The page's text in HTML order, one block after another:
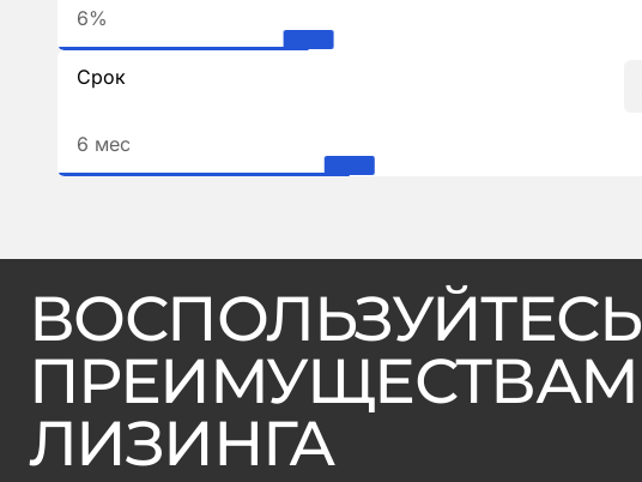
6%
Срок
6 мес
ВОСПОЛЬЗУЙТЕСЬ
ЛИЗИНГА